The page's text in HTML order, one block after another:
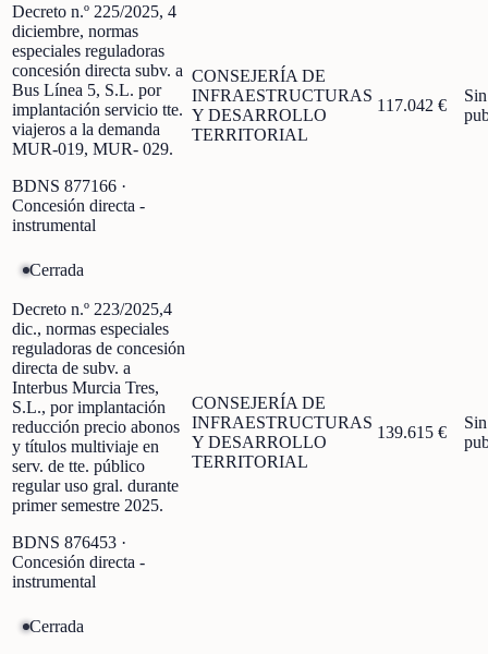
Decreto n.º 225/2025, 4
diciembre, normas
especiales reguladoras
concesión directa subv. a
Bus Línea 5, S.L. por
implantación servicio tte.
viajeros a la demanda
MUR-019, MUR- 029.
BDNS 877166 ·
Concesión directa -
instrumental
CONSEJERÍA DE
INFRAESTRUCTURAS
Y DESARROLLO
TERRITORIAL
117.042 €
Cerrada
Decreto n.º 223/2025,4
dic., normas especiales
reguladoras de concesión
directa de subv. a
Interbus Murcia Tres,
S.L., por implantación
reducción precio abonos
y títulos multiviaje en
serv. de tte. público
regular uso gral. durante
primer semestre 2025.
BDNS 876453 ·
Concesión directa -
instrumental
CONSEJERÍA DE
INFRAESTRUCTURAS
Y DESARROLLO
TERRITORIAL
139.615 €
Cerrada